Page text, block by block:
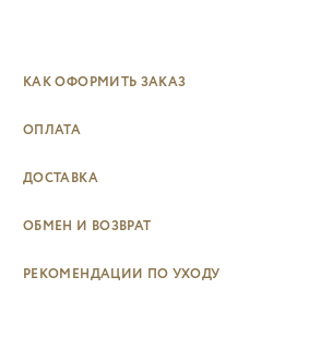
КАК ОФОРМИТЬ ЗАКАЗ
ОПЛАТА
ДОСТАВКА
ОБМЕН И ВОЗВРАТ
РЕКОМЕНДАЦИИ ПО УХОДУ